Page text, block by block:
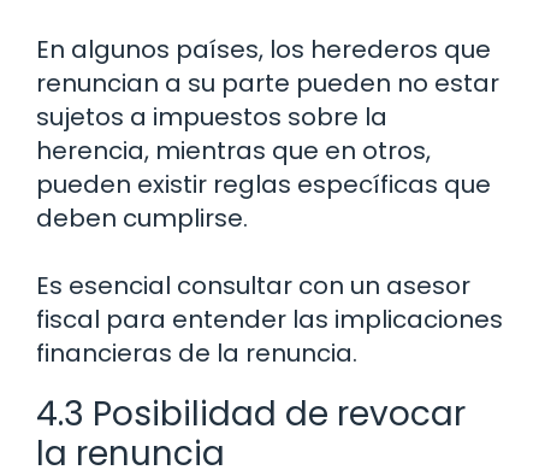
En algunos países, los herederos que
renuncian a su parte pueden no estar
sujetos a impuestos sobre la
herencia, mientras que en otros,
pueden existir reglas específicas que
deben cumplirse.
Es esencial consultar con un asesor
fiscal para entender las implicaciones
financieras de la renuncia.
4.3 Posibilidad de revocar
la renuncia